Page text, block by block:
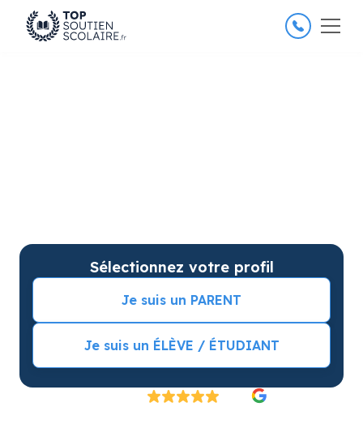
26 000 élèves satisfaits
Sélectionnez votre profil
Je suis un PARENT
Je suis un ÉLÈVE / ÉTUDIANT